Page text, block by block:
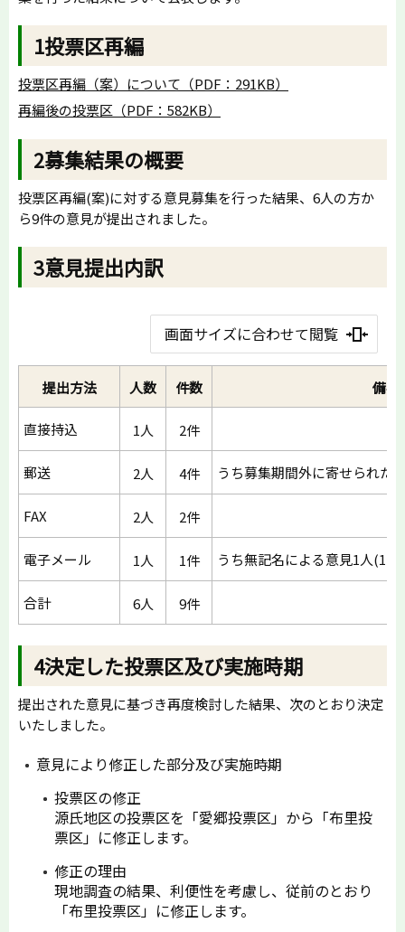
1投票区再編
投票区再編（案）について（PDF：291KB）
再編後の投票区（PDF：582KB）
2募集結果の概要
投票区再編(案)に対する意見募集を行った結果、6人の方か
ら9件の意見が提出されました。
3意見提出内訳
画面サイズに合わせて閲覧
提出方法 人数 件数 備考
直接持込 1人 2件
郵送 2人 4件 うち募集期間外に寄せられた
FAX 2人 2件
電子メール 1人 1件 うち無記名による意見1人(1件)
合計 6人 9件
4決定した投票区及び実施時期
提出された意見に基づき再度検討した結果、次のとおり決定
いたしました。
意見により修正した部分及び実施時期
投票区の修正
源氏地区の投票区を「愛郷投票区」から「布里投
票区」に修正します。
修正の理由
現地調査の結果、利便性を考慮し、従前のとおり
「布里投票区」に修正します。